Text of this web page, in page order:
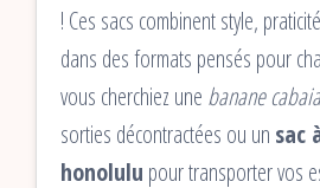
! Ces sacs combinent style,
dans des formats pensés pour
vous cherchiez une banane
sorties décontractées ou un sac
honolulu pour transporter vos